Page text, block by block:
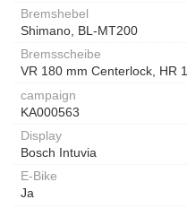
Bremshebel
Shimano, BL-MT200
Bremsscheibe
VR 180 mm Centerlock, HR
campaign
KA000563
Display
Bosch Intuvia
E-Bike
Ja